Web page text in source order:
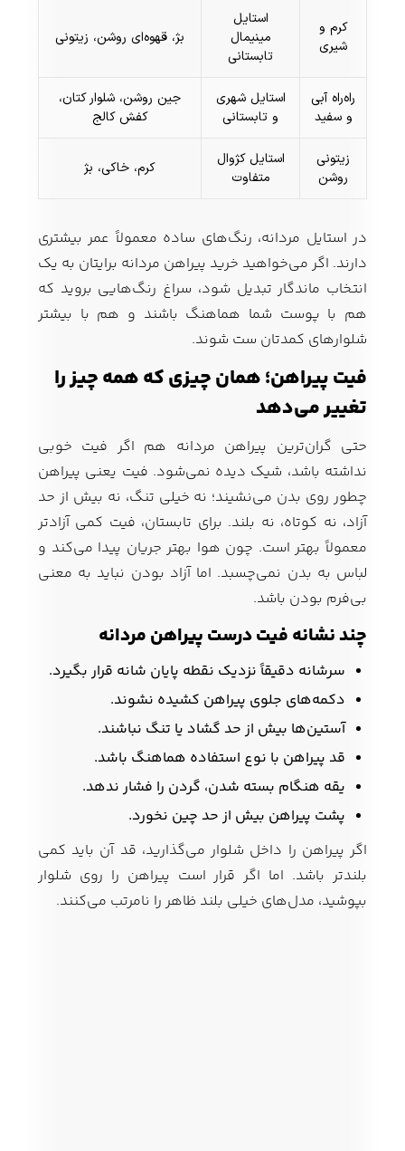
کرم و
شیری
استایل
مینیمال
تابستانی
بژ، قهوه‌ای روشن، زیتونی
راه‌راه آبی
و سفید
استایل شهری
و تابستانی
جین روشن، شلوار کتان،
کفش کالج
زیتونی
روشن
استایل کژوال
متفاوت
کرم، خاکی، بژ
در استایل مردانه، رنگ‌های ساده معمولاً عمر بیشتری
دارند. اگر می‌خواهید خرید پیراهن مردانه برایتان به یک
انتخاب ماندگار تبدیل شود، سراغ رنگ‌هایی بروید که
هم با پوست شما هماهنگ باشند و هم با بیشتر
شلوارهای کمدتان ست شوند.
فیت پیراهن؛ همان چیزی که همه چیز را
تغییر می‌دهد
حتی گران‌ترین پیراهن مردانه هم اگر فیت خوبی
نداشته باشد، شیک دیده نمی‌شود. فیت یعنی پیراهن
چطور روی بدن می‌نشیند؛ نه خیلی تنگ، نه بیش از حد
آزاد، نه کوتاه، نه بلند. برای تابستان، فیت کمی آزادتر
معمولاً بهتر است. چون هوا بهتر جریان پیدا می‌کند و
لباس به بدن نمی‌چسبد. اما آزاد بودن نباید به معنی
بی‌فرم بودن باشد.
چند نشانه فیت درست پیراهن مردانه
سرشانه دقیقاً نزدیک نقطه پایان شانه قرار بگیرد.
دکمه‌های جلوی پیراهن کشیده نشوند.
آستین‌ها بیش از حد گشاد یا تنگ نباشند.
قد پیراهن با نوع استفاده هماهنگ باشد.
یقه هنگام بسته شدن، گردن را فشار ندهد.
پشت پیراهن بیش از حد چین نخورد.
اگر پیراهن را داخل شلوار می‌گذارید، قد آن باید کمی
بلندتر باشد. اما اگر قرار است پیراهن را روی شلوار
بپوشید، مدل‌های خیلی بلند ظاهر را نامرتب می‌کنند.